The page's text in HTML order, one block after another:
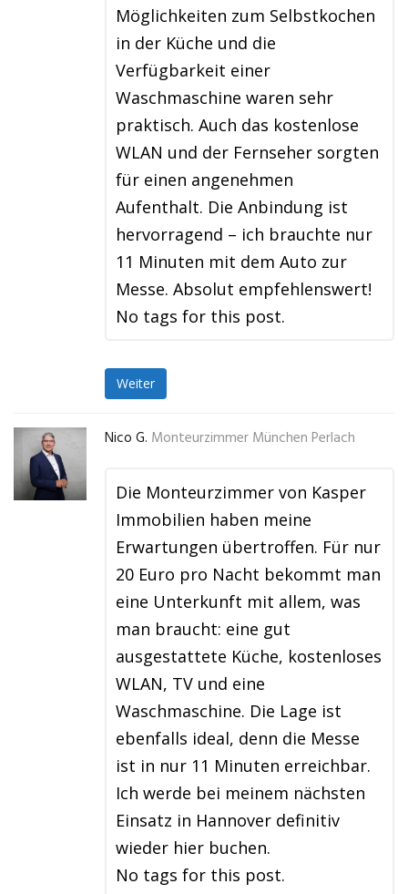
Möglichkeiten zum Selbstkochen
in der Küche und die
Verfügbarkeit einer
Waschmaschine waren sehr
praktisch. Auch das kostenlose
WLAN und der Fernseher sorgten
für einen angenehmen
Aufenthalt. Die Anbindung ist
hervorragend – ich brauchte nur
11 Minuten mit dem Auto zur
Messe. Absolut empfehlenswert!
No tags for this post.
Weiter
Nico G. Monteurzimmer München Perlach
Die Monteurzimmer von Kasper
Immobilien haben meine
Erwartungen übertroffen. Für nur
20 Euro pro Nacht bekommt man
eine Unterkunft mit allem, was
man braucht: eine gut
ausgestattete Küche, kostenloses
WLAN, TV und eine
Waschmaschine. Die Lage ist
ebenfalls ideal, denn die Messe
ist in nur 11 Minuten erreichbar.
Ich werde bei meinem nächsten
Einsatz in Hannover definitiv
wieder hier buchen.
No tags for this post.